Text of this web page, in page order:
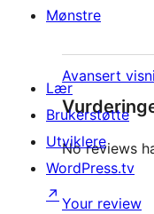
Avansert
No reviews
Your review
Mønstre
Lær
Brukerstøtte
Utviklere
WordPress.tv
↗